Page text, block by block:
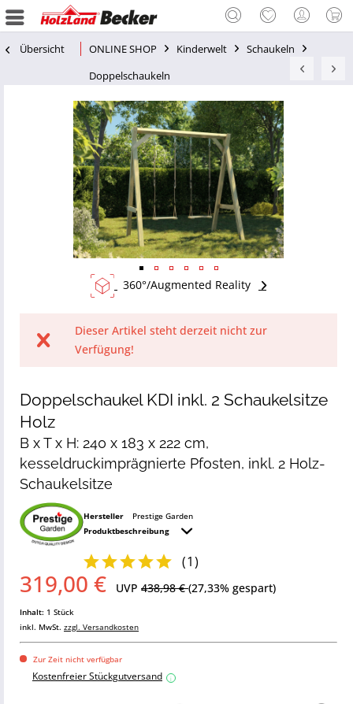
Übersicht ONLINE SHOP Kinderwelt
Schaukeln
Doppelschaukeln
360°/Augmented Reality
Dieser Artikel steht derzeit nicht zur
Verfügung!
Doppelschaukel KDI inkl. 2 Schaukelsitze
Holz
B x T x H: 240 x 183 x 222 cm,
kesseldruckimprägnierte Pfosten, inkl. 2 Holz-
Schaukelsitze
Hersteller
Prestige Garden
Produktbeschreibung
(1)
319,00 € UVP 438,98 €(27,33% gespart)
Inhalt: 1 Stück
inkl. MwSt. zzgl. Versandkosten
Zur Zeit nicht verfügbar
Kostenfreier Stückgutversand i